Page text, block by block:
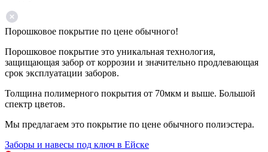
Порошковое покрытие по цене обычного!
Порошковое покрытие это уникальная технология,
защищающая забор от коррозии и значительно продлевающая
срок эксплуатации заборов.
Толщина полимерного покрытия от 70мкм и выше. Большой
спектр цветов.
Мы предлагаем это покрытие по цене обычного полиэстера.
Заборы и навесы под ключ в Ейске